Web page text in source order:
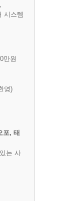
시스템
만원
영)
포, 태
는 사